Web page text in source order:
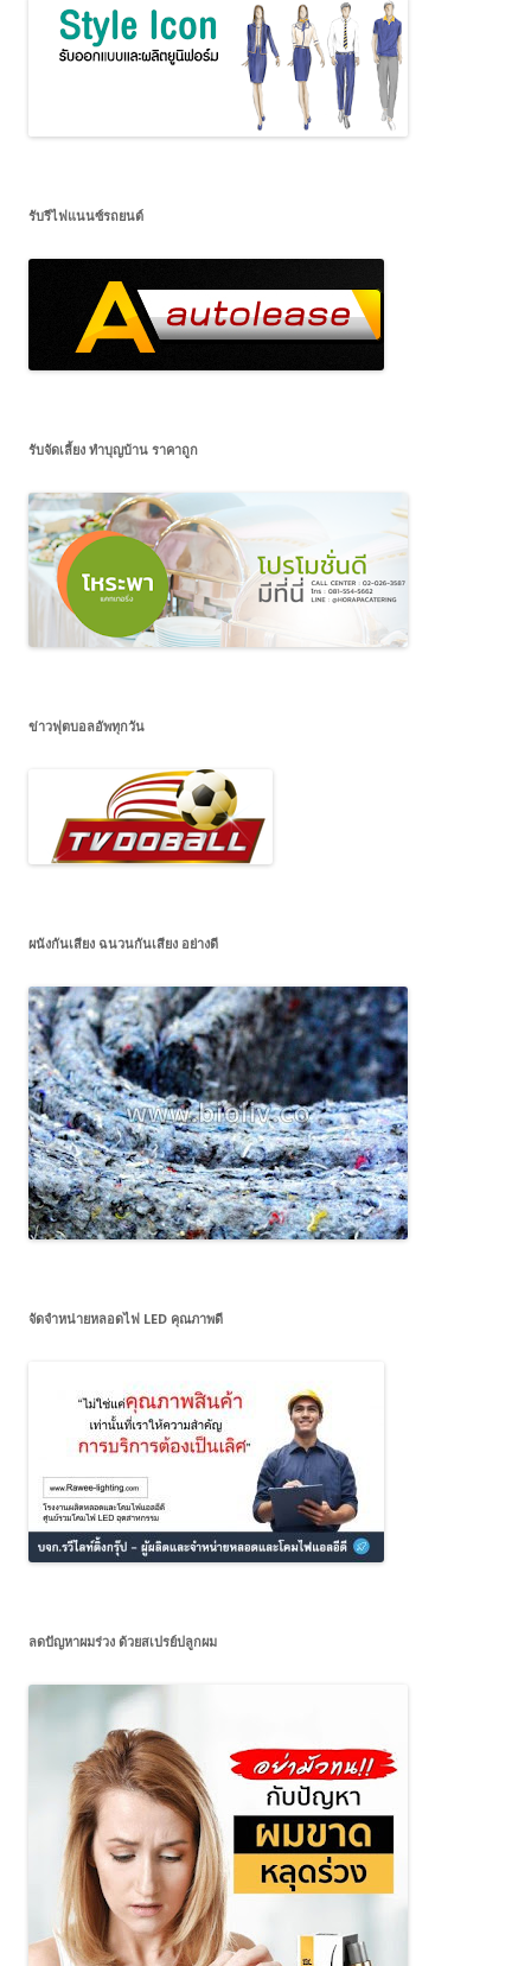
รับรีไฟแนนซ์รถยนต์
รับจัดเลี้ยง ทำบุญบ้าน ราคาถูก
ข่าวฟุตบอลอัพทุกวัน
ผนังกันเสียง ฉนวนกันเสียง อย่างดี
จัดจำหน่ายหลอดไฟ LED คุณภาพดี
ลดปัญหาผมร่วง ด้วยสเปรย์ปลูกผม